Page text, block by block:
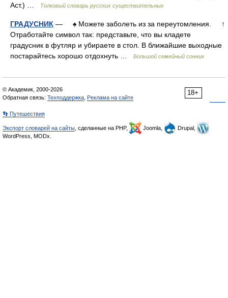
Аст.) …
Толковый словарь русских существительных
ГРАДУСНИК — ♠ Можете заболеть из за переутомления. ↑
Отработайте символ так: представьте, что вы кладете
градусник в футляр и убираете в стол. В ближайшие выходные
постарайтесь хорошо отдохнуть …
Большой семейный сонник
18+
© Академик, 2000-2026
Обратная связь: Техподдержка Реклама на сайте
👣 Путешествия
Экспорт словарей на сайты , сделанные на PHP, Joomla,
Drupal,
WordPress, MODx.